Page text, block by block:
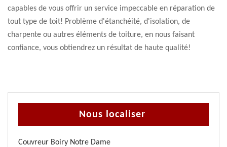
capables de vous offrir un service impeccable en réparation de
tout type de toit! Problème d'étanchéité, d'isolation, de
charpente ou autres éléments de toiture, en nous faisant
confiance, vous obtiendrez un résultat de haute qualité!
Nous localiser
Couvreur Boiry Notre Dame